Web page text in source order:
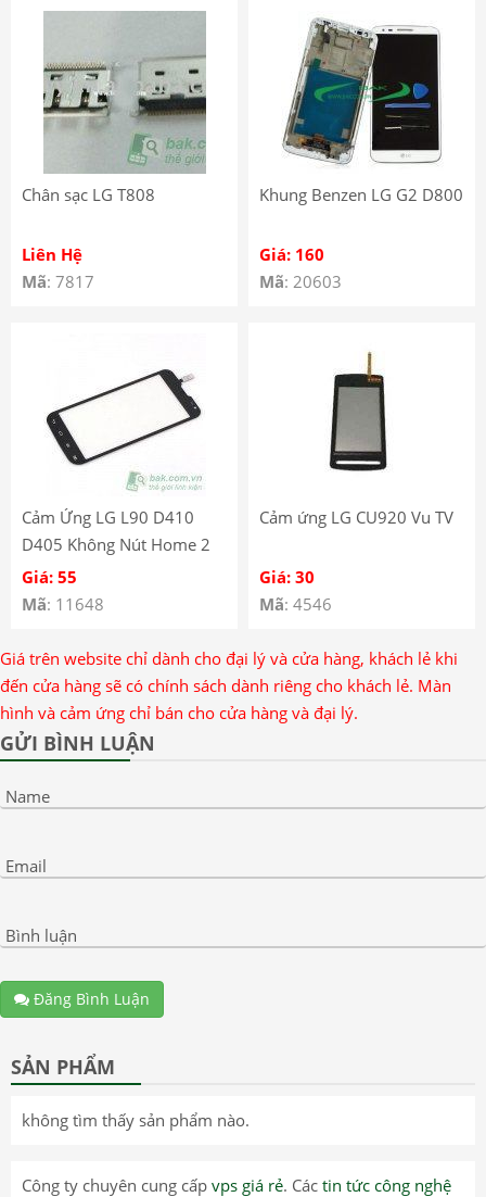
Chân sạc LG T808
Liên Hệ
Mã: 7817
Khung Benzen LG G2 D800
Giá: 160
Mã: 20603
Cảm Ứng LG L90 D410
D405 Không Nút Home 2
sim
Giá: 55
Mã: 11648
Cảm ứng LG CU920 Vu TV
Giá: 30
Mã: 4546
Giá trên website chỉ dành cho đại lý và cửa hàng, khách lẻ khi
đến cửa hàng sẽ có chính sách dành riêng cho khách lẻ. Màn
hình và cảm ứng chỉ bán cho cửa hàng và đại lý.
GỬI BÌNH LUẬN
Name
Email
Bình luận
Đăng Bình Luận
SẢN PHẨM
không tìm thấy sản phẩm nào.
Công ty chuyên cung cấp vps giá rẻ. Các tin tức công nghệ